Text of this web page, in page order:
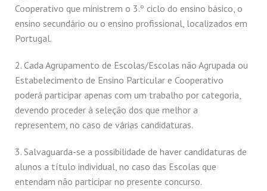
Cooperativo que ministrem o 3.º ciclo do ensino básico, o
ensino secundário ou o ensino profissional, localizados em
Portugal.
2. Cada Agrupamento de Escolas/Escolas não Agrupada ou
Estabelecimento de Ensino Particular e Cooperativo
poderá participar apenas com um trabalho por categoria,
devendo proceder à seleção dos que melhor a
representem, no caso de várias candidaturas.
3. Salvaguarda-se a possibilidade de haver candidaturas de
alunos a título individual, no caso das Escolas que
entendam não participar no presente concurso.